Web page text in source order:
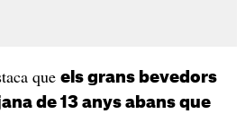
que els grans bevedors
de 13 anys abans que